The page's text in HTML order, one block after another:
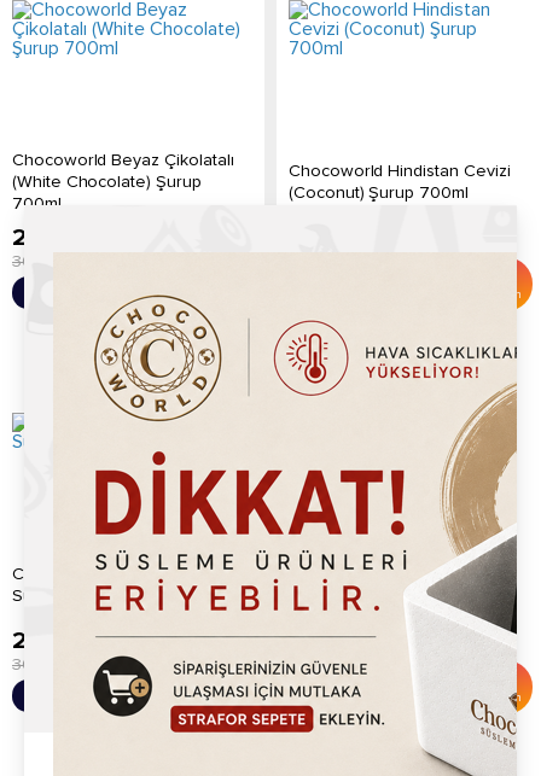
Chocoworld Beyaz Çikolatalı
(White Chocolate) Şurup
700ml...
289.20
300.00
Chocoworld Hindistan Cevizi
(Coconut) Şurup 700ml
İndirim
Chocoworld Şeker (Cane
Sugar) Şurup 700ml
%4
İndirim
289.20 TL
300.00
Sepete Ekle
Chocoworld Mango (Mango)
Şurup 700ml
İndirim
289.20TL
300.00TL
Sepete Ekle